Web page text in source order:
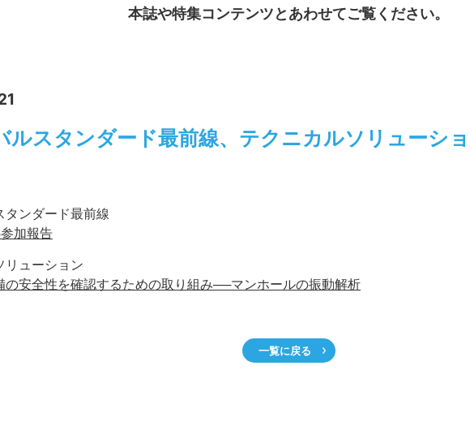
本誌や特集コンテンツとあわせてご覧ください。
ルスタンダード最前線、テクニカルソリューシ
タンダード最前線
加報告
リューション
の安全性を確認するための取り組み──マンホールの振動解析
一覧に戻る